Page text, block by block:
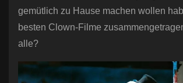
gemütlich zu Hause machen wollen
besten Clown-Filme
alle?